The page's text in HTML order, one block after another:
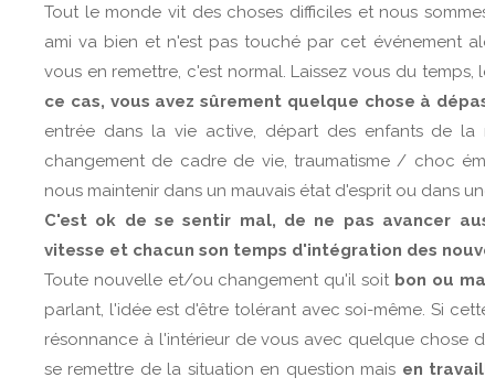
Tout le monde vit des choses difficiles et nous
ami va bien et n'est pas touché par cet événement
vous en remettre, c'est normal. Laissez vous du temps,
ce cas, vous avez sûrement quelque chose à
entrée dans la vie active, départ des enfants de la
changement de cadre de vie, traumatisme / choc
nous maintenir dans un mauvais état d'esprit ou dans
C'est ok de se sentir mal, de ne pas avancer
vitesse et chacun son temps d'intégration des
Toute nouvelle et/ou changement qu'il soit bon ou
parlant, l'idée est d'être tolérant avec soi-même. Si
résonnance à l'intérieur de vous avec quelque chose
se remettre de la situation en question mais en